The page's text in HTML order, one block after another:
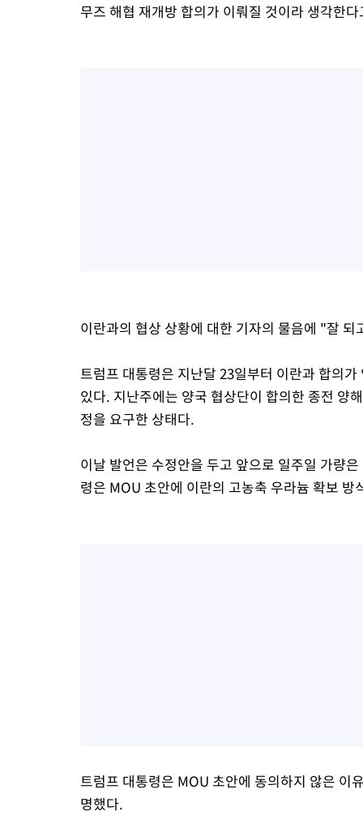
무즈 해협 재개방 합의가 이뤄질 것이라 생각한
이란과의 협상 상황에 대한 기자의 물음에 "잘
트럼프 대통령은 지난달 23일부터 이란과 합의
있다. 지난주에는 양국 협상단이 합의한 종전 양
정을 요구한 상태다.
이날 발언은 수정안을 두고 앞으로 일주일 가량
령은 MOU 초안에 이란의 고농축 우라늄 확보
트럼프 대통령은 MOU 초안에 동의하지 않은 이
명했다.